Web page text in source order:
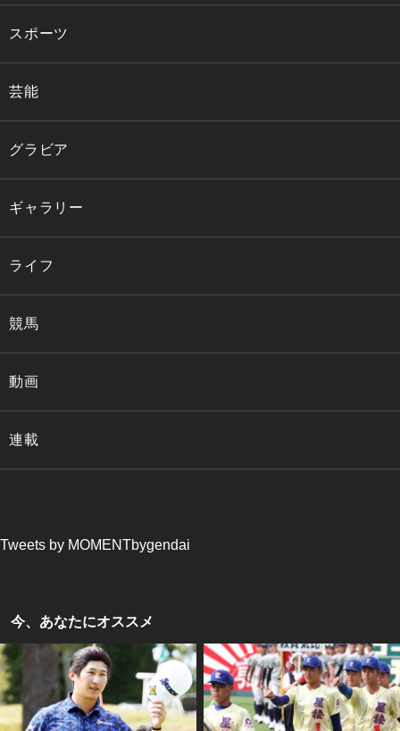
スポーツ
芸能
グラビア
ギャラリー
ライフ
競馬
動画
連載
Tweets by MOMENTbygendai
今、あなたにオススメ